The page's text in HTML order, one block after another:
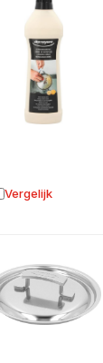
Vergelijk aan